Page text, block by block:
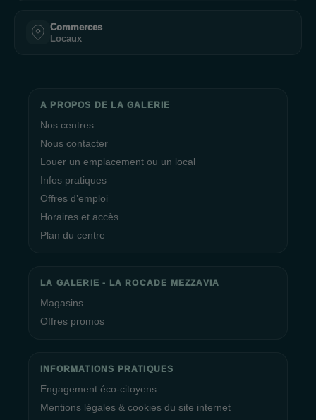
Commerces
Locaux
A PROPOS DE LA GALERIE
Nos centres
Nous contacter
Louer un emplacement ou un local
Infos pratiques
Offres d’emploi
Horaires et accès
Plan du centre
LA GALERIE - LA ROCADE MEZZAVIA
Magasins
Offres promos
INFORMATIONS PRATIQUES
Engagement éco-citoyens
Mentions légales & cookies du site internet